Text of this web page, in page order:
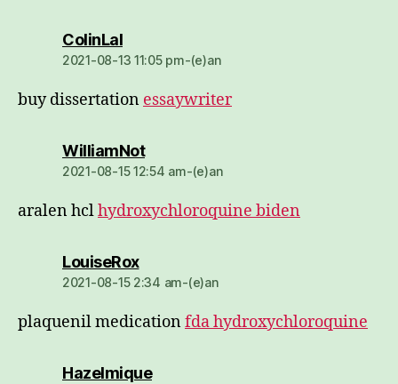
ColinLaldio:
2021-08-13 11:05 pm-(e)an
buy dissertation essaywriter
WilliamNotdio:
2021-08-15 12:54 am-(e)an
aralen hclhydroxychloroquine biden
LouiseRoxdio:
2021-08-15 2:34 am-(e)an
plaquenil medicationfda hydroxychloroquine
Hazelmiquedio: